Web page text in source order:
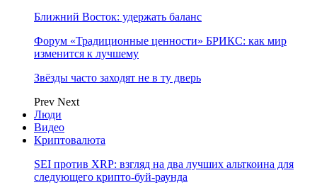
Ближний Восток: удержать баланс
Форум «Традиционные ценности» БРИКС: как мир
изменится к лучшему
Звёзды часто заходят не в ту дверь
Prev Next
Люди
Видео
Криптовалюта
SEI против XRP: взгляд на два лучших альткоина для
следующего крипто-буй-раунда